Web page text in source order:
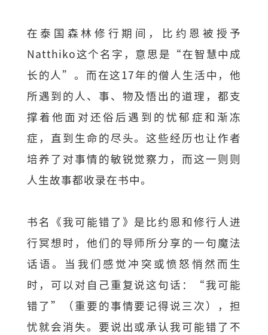
在泰国森林修行期间，比约恩被授予
Natthiko这个名字，意思是“在智慧中成
长的人”。而在这17年的僧人生活中，他
所遇到的人、事、物及悟出的道理，都支
撑着他面对还俗后遇到的忧郁症和渐冻
症，直到生命的尽头。这些经历也让作者
培养了对事情的敏锐觉察力，而这一则则
人生故事都收录在书中。
书名《我可能错了》是比约恩和修行人进
行冥想时，他们的导师所分享的一句魔法
话语。当我们感觉冲突或愤怒悄然而生
时，可以对自己重复说这句话：“我可能
错了”（重要的事情要记得说三次），担
忧就会消失。要说出或承认我可能错了不